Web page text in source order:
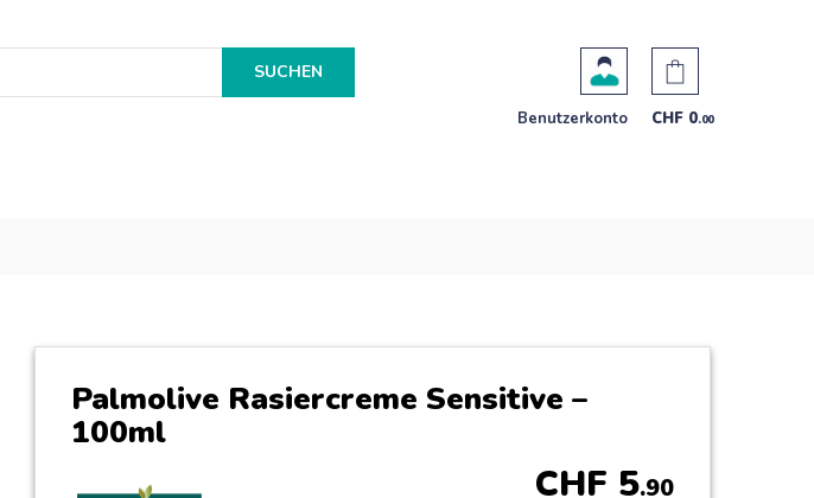
SUCHEN
CHF 0.00
Benutzerkonto
Palmolive Rasiercreme Sensitive –
100ml
CHF 5.90